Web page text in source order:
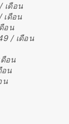
เดือน
เดือน
อน
/ เดือน
อน
อน
น